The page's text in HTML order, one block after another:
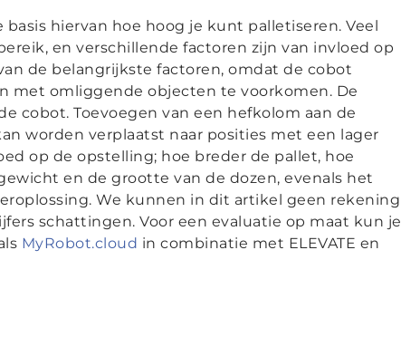
hiervan hoe hoog je kunt palletiseren. Veel
en verschillende factoren zijn van invloed op
de belangrijkste factoren, omdat de cobot
met omliggende objecten te voorkomen. De
cobot. Toevoegen van een hefkolom aan de
worden verplaatst naar posities met een lager
op de opstelling; hoe breder de pallet, hoe
en de grootte van de dozen, evenals het
We kunnen in dit artikel geen rekening
schattingen. Voor een evaluatie op maat kun je
MyRobot.cloud in combinatie met ELEVATE en